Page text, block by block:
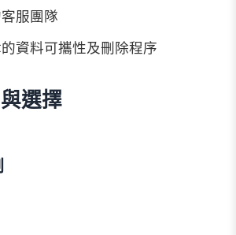
服團隊
資料可攜性及刪除程序
選擇